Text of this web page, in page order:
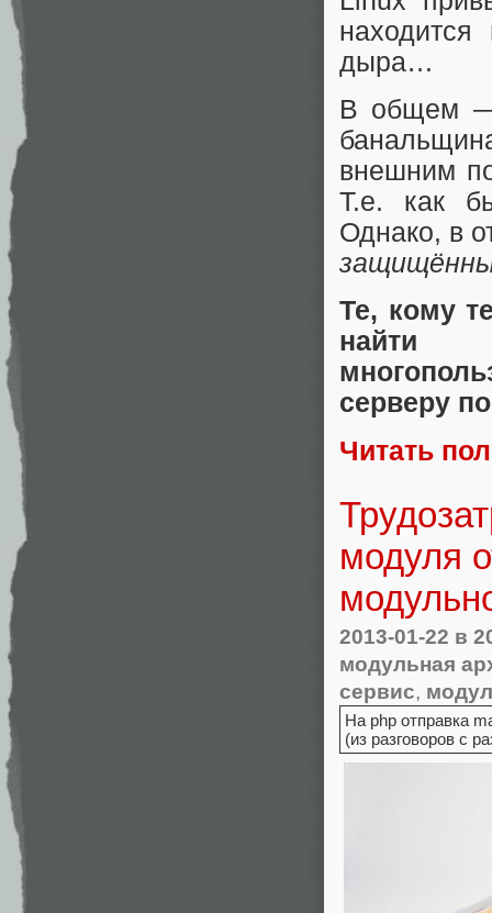
дыра…
В общем —
внешним
Т.е. как
Однако, в
Те, кому
найти
серверу
Читать
модуля
2013-01-22 в
модульная
сервис,
На php отправка
(из разговоров с